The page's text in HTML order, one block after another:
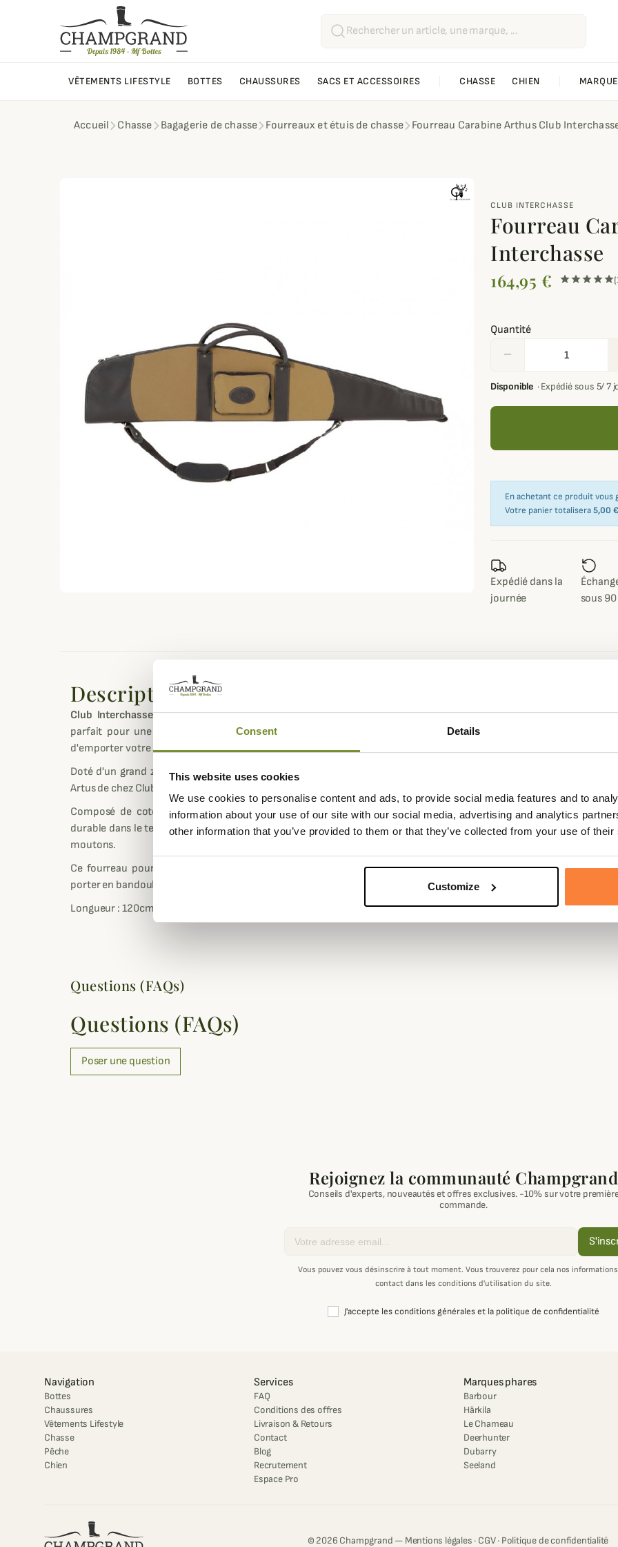
Consent Details
This website uses cookies
We use cookies to personalise content and ads, to provide social media features and to
information about your use of our site with our social media, advertising and analytics
other information that you’ve provided to them or that they’ve collected from your use of
Customize
VÊTEMENTS LIFESTYLE BOTTES CHAUSSURES SACS ET ACCESSOIRES CHASSE CHIEN
Accueil Chasse Bagagerie de chasse Fourreaux et étuis de chasse Fourreau Carabine Arthus Club
CLUB INTERCHASSE
Fourreau
Interchasse
164,95 €
Quantité
remove
Disponible ·Expédié sous 5/ 7
En achetant ce produit vous
Votre panier totalisera5,00 €
Expédié dans la
journée
sous
Description
Club Interchassevous propose de découvrir son fourreau pour carabine Artus,
parfait pour une journée de battue ou un séjour d'approche, il vous permettra
d'emporter votre arme avec vous en toute sécurité.
Doté d'un grand zip sur la longueur et une poche sur le côté à l'avant, ce fourreau
Artus de chez Club Interchasse dispose d'un design sobre et élégant.
Composé de coton et d'empiècement en cuir de Buffle, ce fourreau Artus sera
durable dans le temps grâce à sa conception solide. Il possède une doublure en faux
moutons.
Ce fourreau pour carabine Arthus Club Interchasse dispose de 2 sangles pour le
porter en bandoulière ou bien à la main.
Longueur : 120cm
Longueur 120cm
Questions (FAQs)
Questions (FAQs)
Poser une question
Rejoignez la communauté Champgrand
Conseils d'experts, nouveautés et offres exclusives. -10% sur votre
commande.
Vous pouvez vous désinscrire à tout moment. Vous trouverez pour cela nos
contact dans les conditions d'utilisation du site.
J'accepte les conditions générales et la politique de confidentialité
Navigation
Bottes
Chaussures
Vêtements Lifestyle
Chasse
Pêche
Chien
Services
FAQ
Conditions des offres
Livraison & Retours
Contact
Blog
Recrutement
Espace Pro
Marques phares
Barbour
Härkila
Le Chameau
Deerhunter
Dubarry
Seeland
© 2026 Champgrand — Mentions légales · CGV· Politique de confidentialité